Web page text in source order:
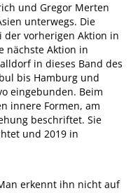
und Gregor Merten
unterwegs. Die
vorherigen Aktion in
nächste Aktion in
in dieses Band des
bis Hamburg und
eingebunden. Beim
innere Formen, am
beschriftet. Sie
und 2019 in
erkennt ihn nicht auf